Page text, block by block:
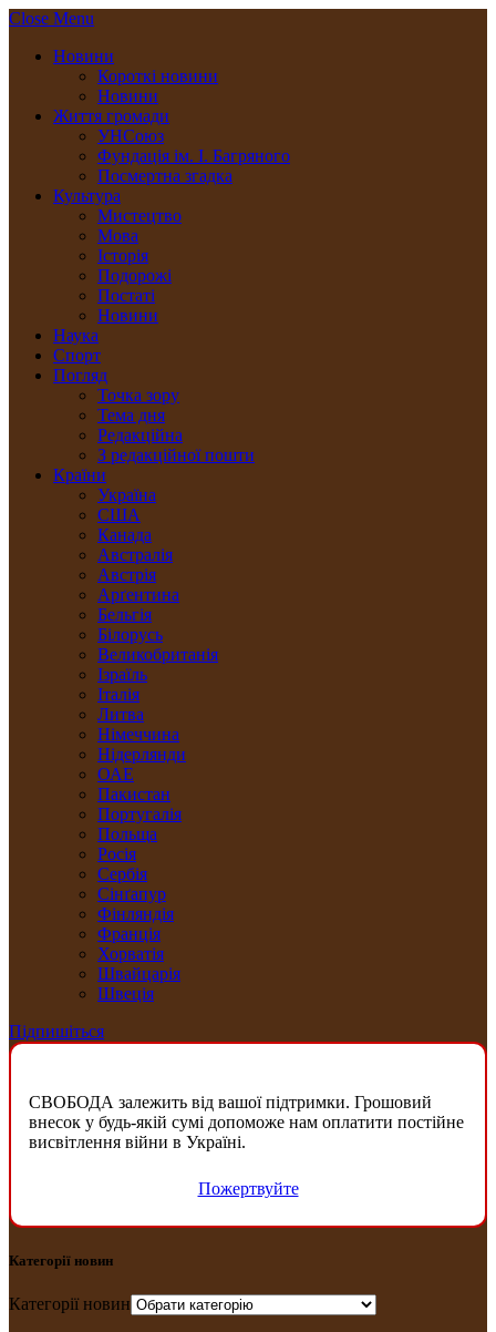
Close Menu
Новини
Короткі новини
Новини
Життя громади
УНСоюз
Фундація ім. І. Багряного
Посмертна згадка
Культура
Мистецтво
Мова
Історія
Подорожі
Постаті
Новини
Наука
Спорт
Погляд
Точка зору
Тема дня
Редакційна
З редакційної пошти
Країни
Україна
США
Канада
Австралія
Австрія
Арґентина
Бельгія
Білорусь
Великобританія
Ізраїль
Італія
Литва
Німеччина
Нідерлянди
ОАЕ
Пакистан
Португалія
Польща
Росія
Сербія
Сінґапур
Фінляндія
Франція
Хорватія
Швайцарія
Швеція
Підпишіться
СВОБОДА залежить від вашої підтримки. Грошовий
внесок у будь-якій сумі допоможе нам оплатити постійне
висвітлення війни в Україні.
Пожертвуйте
Категорії новин
Категорії новин